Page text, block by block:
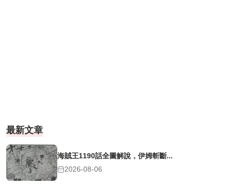
最新文章
海賊王1190話全圖解說，伊姆斬斷...
2026-08-06